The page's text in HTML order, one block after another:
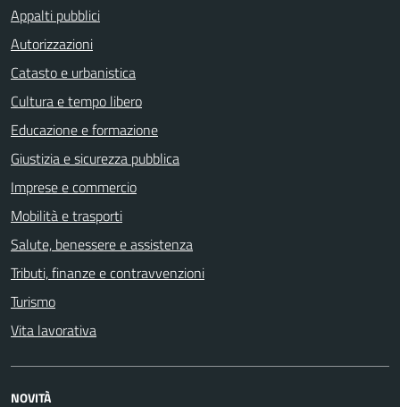
Appalti pubblici
Autorizzazioni
Catasto e urbanistica
Cultura e tempo libero
Educazione e formazione
Giustizia e sicurezza pubblica
Imprese e commercio
Mobilità e trasporti
Salute, benessere e assistenza
Tributi, finanze e contravvenzioni
Turismo
Vita lavorativa
NOVITÀ